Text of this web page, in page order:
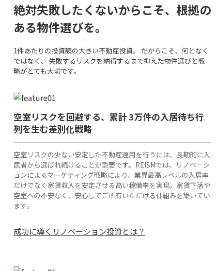
絶対失敗したくないからこそ、根拠の
ある物件選びを。
1件あたりの投資額の大きい不動産投資。 だからこそ、何となく
ではなく、 失敗するリスクを納得するまで抑えた物件選びと戦
略がとても大切です。
空室リスクを回避する、累計 3万件の入居待ち行
列を生む差別化戦略
空室リスクの少ない安定した不動産運用を行うには、長期的に入
居者から選ばれ続けることが重要です。REISMでは、リノベーシ
ョンによるマーケティング戦略により、業界最高レベルの入居率
だけでなく家賃収入を安定させる高い稼働率を実現。家賃下落や
空室への不安なく、安心してご所有いただける仕組みを築いてい
ます。
成功に導くリノベーション投資とは？